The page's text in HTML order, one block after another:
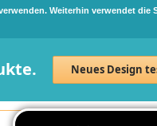
Weiterhin verwendet die
Neues Design